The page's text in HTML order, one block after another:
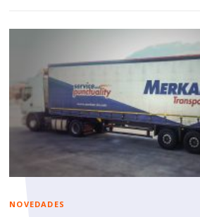
NOVEDADES